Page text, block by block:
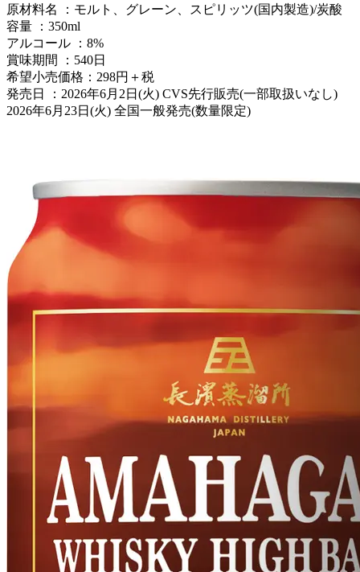
原材料名 ：モルト、グレーン、スピリッツ(国内製造)/炭酸
容量 ：350ml
アルコール ：8%
賞味期間 ：540日
希望小売価格：298円＋税
発売日 ：2026年6月2日(火) CVS先行販売(一部取扱いなし)
2026年6月23日(火) 全国一般発売(数量限定)